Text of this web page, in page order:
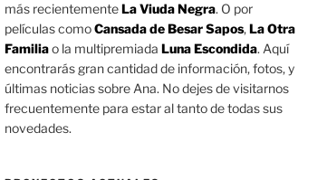
más recientementeLa Viuda Negra. O por
películas comoCansada de Besar Sapos,La Otra
Familiao la multipremiada Luna Escondida. Aquí
encontrarás gran cantidad de información, fotos, y
últimas noticias sobre Ana. No dejes de visitarnos
frecuentemente para estar al tanto de todas sus
novedades.